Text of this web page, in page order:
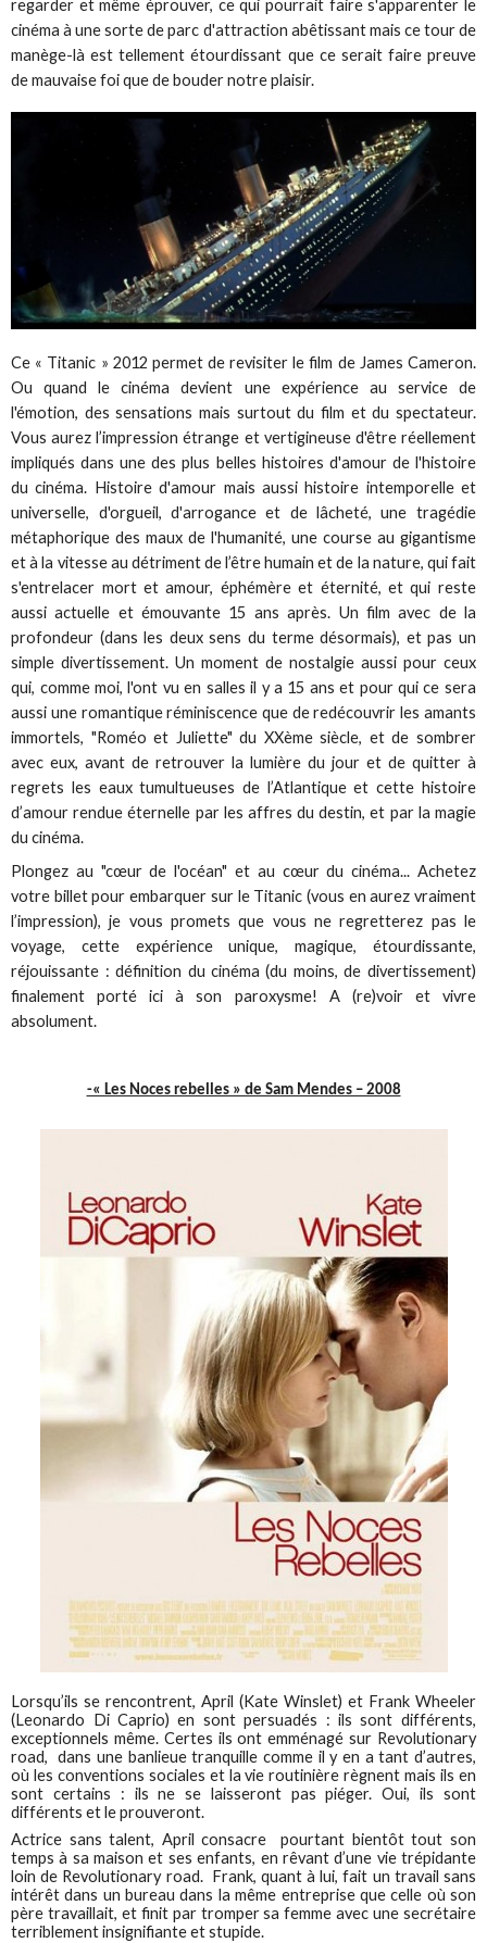
regarder et même éprouver, ce qui pourrait faire s'apparenter le
cinéma à une sorte de parc d'attraction abêtissant mais ce tour de
manège-là est tellement étourdissant que ce serait faire preuve
de mauvaise foi que de bouder notre plaisir.
Ce « Titanic » 2012 permet de revisiter le film de James Cameron.
Ou quand le cinéma devient une expérience au service de
l'émotion, des sensations mais surtout du film et du spectateur.
Vous aurez l’impression étrange et vertigineuse d'être réellement
impliqués dans une des plus belles histoires d'amour de l'histoire
du cinéma. Histoire d'amour mais aussi histoire intemporelle et
universelle, d'orgueil, d'arrogance et de lâcheté, une tragédie
métaphorique des maux de l'humanité, une course au gigantisme
et à la vitesse au détriment de l’être humain et de la nature, qui fait
s'entrelacer mort et amour, éphémère et éternité, et qui reste
aussi actuelle et émouvante 15 ans après. Un film avec de la
profondeur (dans les deux sens du terme désormais), et pas un
simple divertissement. Un moment de nostalgie aussi pour ceux
qui, comme moi, l'ont vu en salles il y a 15 ans et pour qui ce sera
aussi une romantique réminiscence que de redécouvrir les amants
immortels, "Roméo et Juliette" du XXème siècle, et de sombrer
avec eux, avant de retrouver la lumière du jour et de quitter à
regrets les eaux tumultueuses de l’Atlantique et cette histoire
d’amour rendue éternelle par les affres du destin, et par la magie
du cinéma.
Plongez au "cœur de l'océan" et au cœur du cinéma... Achetez
votre billet pour embarquer sur le Titanic (vous en aurez vraiment
l’impression), je vous promets que vous ne regretterez pas le
voyage, cette expérience unique, magique, étourdissante,
réjouissante : définition du cinéma (du moins, de divertissement)
finalement porté ici à son paroxysme! A (re)voir et vivre
absolument.
-« Les Noces rebelles » de Sam Mendes – 2008
Lorsqu’ils se rencontrent, April (Kate Winslet) et Frank Wheeler
(Leonardo Di Caprio) en sont persuadés : ils sont différents,
exceptionnels même. Certes ils ont emménagé sur Revolutionary
road, dans une banlieue tranquille comme il y en a tant d’autres,
où les conventions sociales et la vie routinière règnent mais ils en
sont certains : ils ne se laisseront pas piéger. Oui, ils sont
différents et le prouveront.
Actrice sans talent, April consacre pourtant bientôt tout son
temps à sa maison et ses enfants, en rêvant d’une vie trépidante
loin de Revolutionary road. Frank, quant à lui, fait un travail sans
intérêt dans un bureau dans la même entreprise que celle où son
père travaillait, et finit par tromper sa femme avec une secrétaire
terriblement insignifiante et stupide.